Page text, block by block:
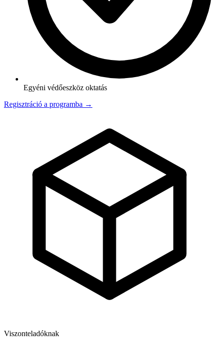
Egyéni védőeszköz oktatás
Regisztráció a programba →
Viszonteladóknak